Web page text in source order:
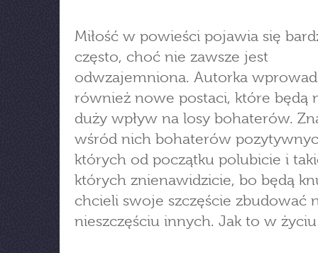
Miłość w powieści pojawia się
często, choć nie zawsze jest
odwzajemniona. Autorka
również nowe postaci, które będą
duży wpływ na losy bohaterów.
wśród nich bohaterów
których od początku polubicie i
których znienawidzicie, bo będą
chcieli swoje szczęście zbudować
nieszczęściu innych. Jak to w